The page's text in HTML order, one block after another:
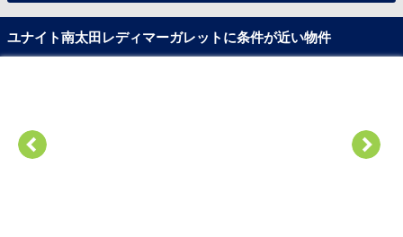
ユナイト南太田レディマーガレットに条件が近い物件